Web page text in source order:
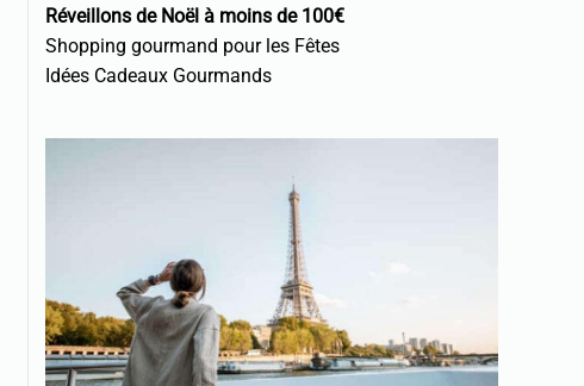
Réveillons de Noël à moins de 100€
Shopping gourmand pour les Fêtes
Idées Cadeaux Gourmands